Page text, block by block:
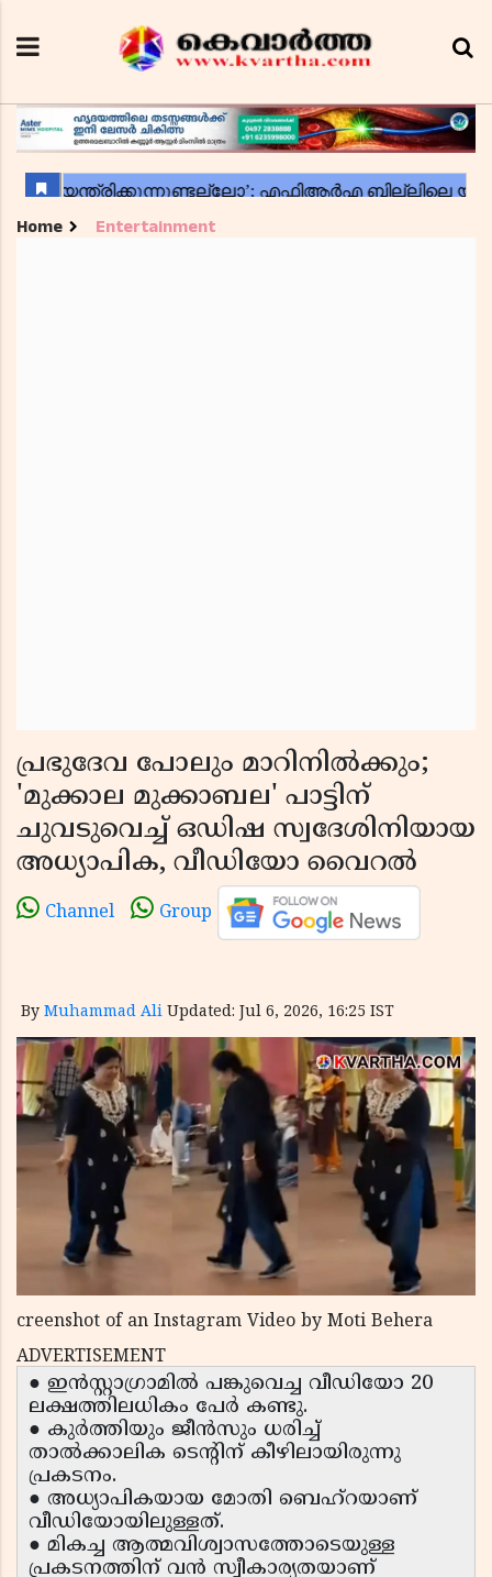
Home Entertainment
പ്രഭുദേവ പോലും മാറിനിൽക്കും;
'മുക്കാല മുക്കാബല' പാട്ടിന്
ചുവടുവെച്ച് ഒഡിഷ സ്വദേശിനിയായ
അധ്യാപിക, വീഡിയോ വൈറൽ
Channel Group
By Muhammad Ali Updated: Jul 6, 2026, 16:25 IST
creenshot of an Instagram Video by Moti Behera
ADVERTISEMENT
● ഇൻസ്റ്റാഗ്രാമിൽ പങ്കുവെച്ച വീഡിയോ 20
ലക്ഷത്തിലധികം പേർ കണ്ടു.
● കുർത്തിയും ജീൻസും ധരിച്ച്
താൽക്കാലിക ടെൻ്റിന് കീഴിലായിരുന്നു
പ്രകടനം.
● അധ്യാപികയായ മോതി ബെഹ്റയാണ്
വീഡിയോയിലുള്ളത്.
● മികച്ച ആത്മവിശ്വാസത്തോടെയുള്ള
പ്രകടനത്തിന് വൻ സ്വീകാര്യതയാണ്